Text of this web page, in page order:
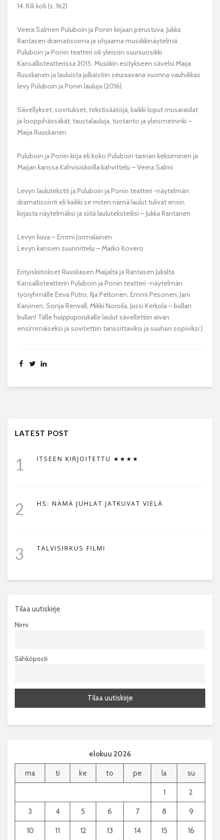
14. Kili koli (s. 162)
Veera Salmen Puluboin ja Ponin kirjaan perustuva, Jukka
Rantasen dramatisoima ja ohjaama musiikkinäytelmä
Puluboin ja Ponin teatteri oli yleisön suursuosikki
Kansallisteatterissa 2015. Musiikin esitykseen sävelsi Maija
Ruuskanen ja lauluista julkaistiin seuraavana vuonna vauhdikas
levy Puluboin ja Ponin lauluja (2016).
Sävellykset, sovitukset, tekstisäätöjä, kaikki loput musaraidat
ja looppihässäkät, taustalauluja, tuotanto ja yleismeininki –
Maija Ruuskanen
Puluboin ja Ponin kirja eli koko Puluboin tarinan keksiminen ja
Maijan kanssa Kahvisiskoilla kahvittelu – Veera Salmi
Levyn laulutekstit ja Puluboin ja Ponin teatteri -näytelmän
dramatisointi eli kaikki se miten nämä laulut tulivat ensin
kirjasta näytelmäksi ja siitä lauluteksteiksi – Jukka Rantanen
Levyn kuva – Emmi Jormalainen
Levyn kansien suunnittelu – Marko Kovero
Erityiskiitokset Ruuskasen Maijalta ja Rantasen Jukalta
Kansallisteatterin Puluboin ja Ponin teatteri -näytelmän
työryhmälle Eeva Putro, Ilja Peltonen, Emmi Pesonen, Jani
Karvinen, Sonja Renvall, Mikki Noroila, Jussi Kerkola – bullan
bullan! Tälle huippuporukalle laulut sävellettiin aivan
ensimmäiseksi ja sovitettiin tanssittaviksi ja suuhun sopiviksi:)
LATEST POST
1 ITSEEN KIRJOITETTU ★★★★
2 HS: NÄMÄ JUHLAT JATKUVAT VIELÄ
3 TALVISIRKUS FILMI
Tilaa uutiskirje
Nimi
Sähköposti
elokuu 2026
ma ti ke to pe la su
1 2
3 4 5 6 7 8 9
10 11 12 13 14 15 16